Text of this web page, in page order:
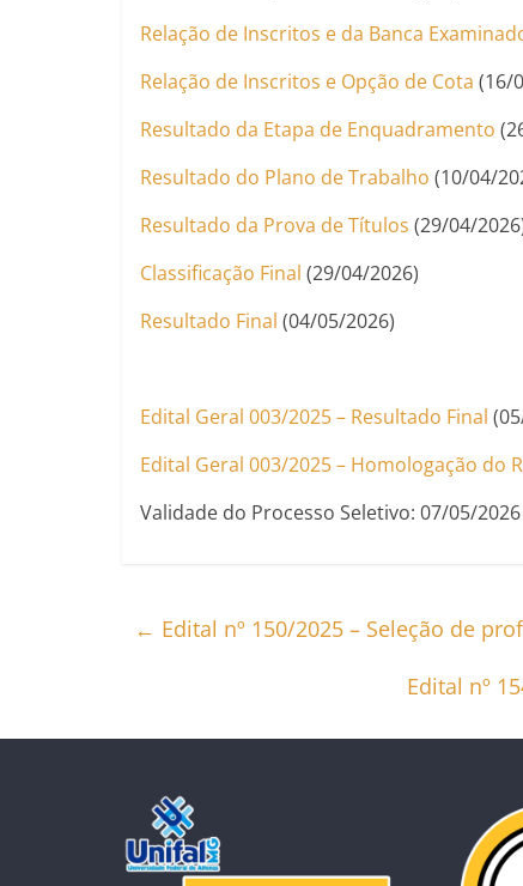
Relação de Inscritos e da Banca
Relação de Inscritos e Opção de Cota (16/
Resultado da Etapa de Enquadramento
Resultado do Plano de Trabalho (10/04/
Resultado da Prova de Títulos (29/04/
Classificação Final (29/04/2026)
Resultado Final (04/05/2026)
Edital Geral 003/2025 – Resultado Final
Edital Geral 003/2025 – Homologação do
Validade do Processo Seletivo: 07/05/2026
← Edital nº 150/2025 – Seleção de
Edital nº